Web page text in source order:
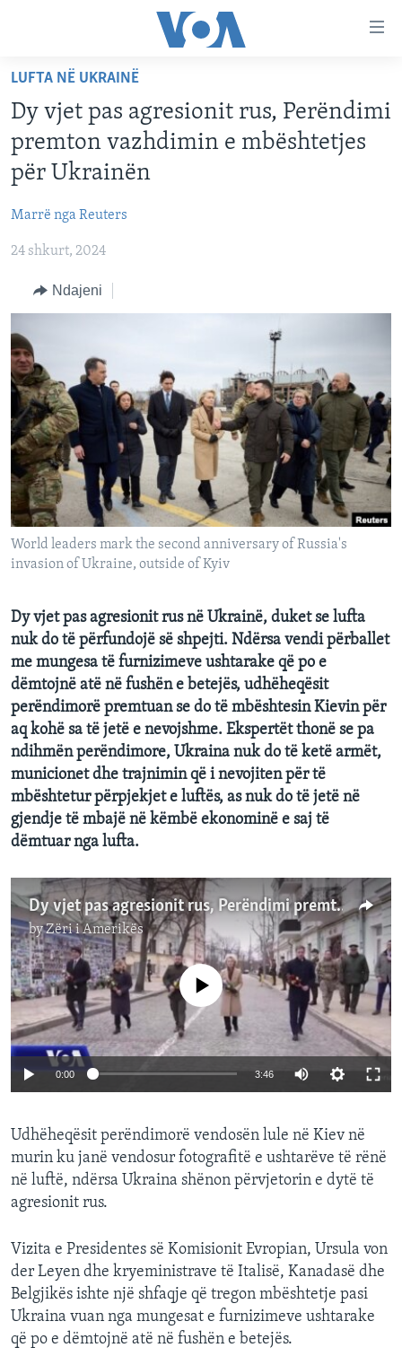
faqen
kryesore
Kalo
tek
faqja
Kalo
tek
KATEGORITË
AMERIKA
EVROPA
BOTA
MJEDISI
SHKENCË DHE TEKNOLOGJI
SHËNDETËSI
INTERVISTA
DITARI
DITARI
Learning English
FOLLOW US
Gjuhët
LUFTA NË UKRAINË
Dy vjet pas agresionit rus, Perëndimi
premton vazhdimin e mbështetjes
për Ukrainën
Marrë nga Reuters
24 shkurt, 2024
Ndajeni
World leaders mark the second anniversary of Russia's
invasion of Ukraine, outside of Kyiv
Dy vjet pas agresionit rus në Ukrainë, duket se lufta
nuk do të përfundojë së shpejti. Ndërsa vendi përballet
me mungesa të furnizimeve ushtarake që po e
dëmtojnë atë në fushën e betejës, udhëheqësit
perëndimorë premtuan se do të mbështesin Kievin për
aq kohë sa të jetë e nevojshme. Ekspertët thonë se pa
ndihmën perëndimore, Ukraina nuk do të ketë armët,
municionet dhe trajnimin që i nevojiten për të
mbështetur përpjekjet e luftës, as nuk do të jetë në
gjendje të mbajë në këmbë ekonominë e saj të
dëmtuar nga lufta.
Dy vjet pas agresionit rus, Perëndimi premton se do të qëndrojë me Ukrainën
byZëri i Amerikës
No media source currently available
0:00 3:46
Udhëheqësit perëndimorë vendosën lule në Kiev në
murin ku janë vendosur fotografitë e ushtarëve të rënë
në luftë, ndërsa Ukraina shënon përvjetorin e dytë të
agresionit rus.
Vizita e Presidentes së Komisionit Evropian, Ursula von
der Leyen dhe kryeministrave të Italisë, Kanadasë dhe
Belgjikës ishte një shfaqje që tregon mbështetje pasi
Ukraina vuan nga mungesat e furnizimeve ushtarake
që po e dëmtojnë atë në fushën e betejës.